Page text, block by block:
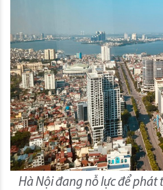
Hà Nội đang nỗ lực để